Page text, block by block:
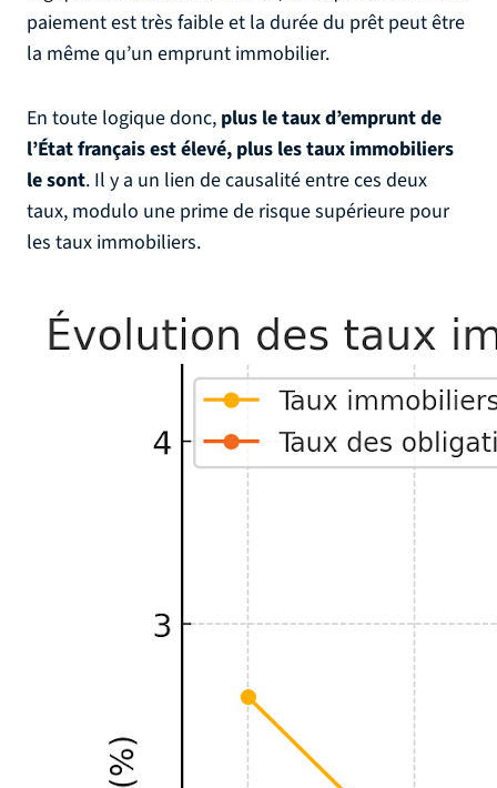
paiement est très faible et la durée du prêt peut être
la même qu’un emprunt immobilier.
En toute logique donc, plus le taux d’emprunt de
l’État français est élevé, plus les taux immobiliers
le sont. Il y a un lien de causalité entre ces deux
taux, modulo une prime de risque supérieure pour
les taux immobiliers.